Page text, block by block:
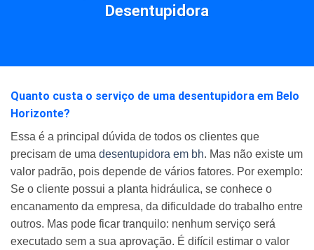
Desentupidora
Quanto custa o serviço de uma desentupidora em Belo
Horizonte?
Essa é a principal dúvida de todos os clientes que
precisam de uma desentupidora em bh. Mas não existe um
valor padrão, pois depende de vários fatores. Por exemplo:
Se o cliente possui a planta hidráulica, se conhece o
encanamento da empresa, da dificuldade do trabalho entre
outros. Mas pode ficar tranquilo: nenhum serviço será
executado sem a sua aprovação. É difícil estimar o valor